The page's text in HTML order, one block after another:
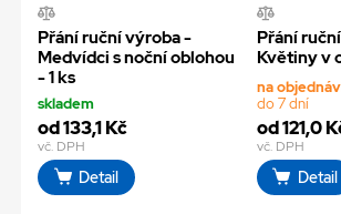
Přání ruční výroba -
Medvídci s noční oblohou
- 1 ks
skladem
od 133,1 Kč
vč. DPH
Detail
Přání
Květiny v
na
do 7 dní
od 121,0
vč. DPH
Detail